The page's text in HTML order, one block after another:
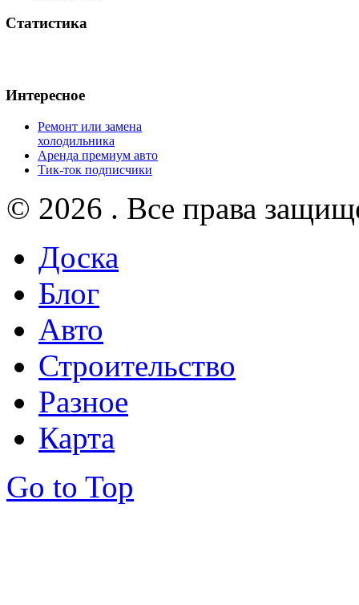
Статистика
Интересное
Ремонт или замена
холодильника
Аренда премиум авто
Тик-ток подписчики
© 2026 . Все права
Доска
Блог
Авто
Строительство
Разное
Карта
Go to Top